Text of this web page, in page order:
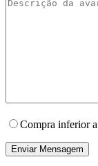
Compra inferior